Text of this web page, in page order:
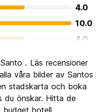
4.0
10.0
4.0
8.0
4.0
. Läs recensioner
våra bilder av Santos
stadskarta och boka
du önskar. Hitta de